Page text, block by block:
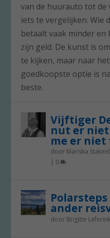
van de huurauto tot de
iets te vergelijken. Wie
betaalt vaak minder
zijn geld. De kunst is
te kijken, maar naar
goedkoopste optie is
beste.
Vijftiger
nut er
me er niet
door Mariska
| 0
ander
door Brigitte Leferink